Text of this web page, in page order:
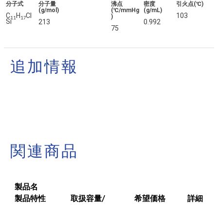
分子式
C11H 17Cl
Si
分子量
(g/mol)
213
沸点
(℃/mmHg
)
75
密度
(g/mL)
0.992
引火点(℃)
103
追加情報
関連商品
製品名
製品特性
取扱容量/
希望価格 詳細